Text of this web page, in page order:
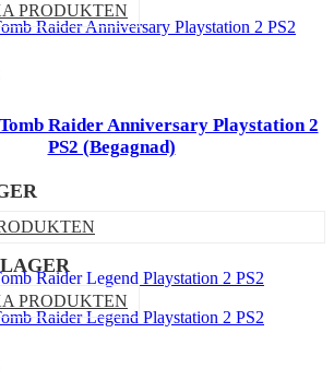
PRODUKTEN
Raider Anniversary Playstation 2
PS2 (Begagnad)
PRODUKTEN